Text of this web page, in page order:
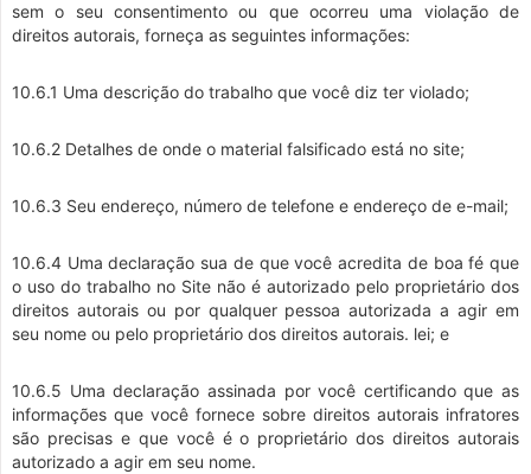
sem o seu consentimento ou que ocorreu uma violação de
direitos autorais, forneça as seguintes informações:
10.6.1 Uma descrição do trabalho que você diz ter violado;
10.6.2 Detalhes de onde o material falsificado está no site;
10.6.3 Seu endereço, número de telefone e endereço de e-mail;
10.6.4 Uma declaração sua de que você acredita de boa fé que
o uso do trabalho no Site não é autorizado pelo proprietário dos
direitos autorais ou por qualquer pessoa autorizada a agir em
seu nome ou pelo proprietário dos direitos autorais. lei; e
10.6.5 Uma declaração assinada por você certificando que as
informações que você fornece sobre direitos autorais infratores
são precisas e que você é o proprietário dos direitos autorais
autorizado a agir em seu nome.